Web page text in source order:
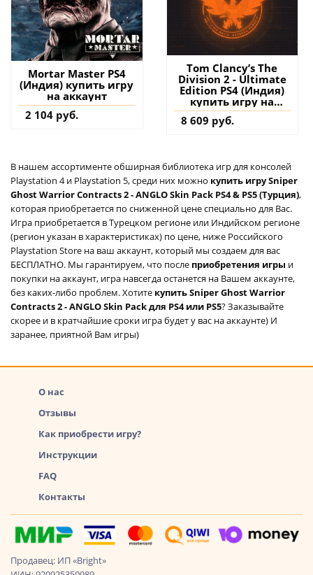
Mortar Master PS4
(Индия) купить игру
на аккаунт
2 104 руб.
Tom Clancy’s The
Division 2 - Ultimate
Edition PS4 (Индия)
купить игру на
аккаунт
8 609 руб.
В нашем ассортименте обширная библиотека игр для консолей
Playstation 4 и Playstation 5, среди них можно купить игру Sniper
Ghost Warrior Contracts 2 - ANGLO Skin Pack PS4 & PS5 (Турция),
которая приобретается по сниженной цене специально для Вас.
Игра приобретается в Турецком регионе или Индийском регионе
(регион указан в характеристиках) по цене, ниже Российского
Playstation Store на ваш аккаунт, который мы создаем для вас
БЕСПЛАТНО. Мы гарантируем, что после приобретения игры и
покупки на аккаунт, игра навсегда останется на Вашем аккаунте,
без каких-либо проблем. Хотите купить Sniper Ghost Warrior
Contracts 2 - ANGLO Skin Pack для PS4 или PS5? Заказывайте
скорее и в кратчайшие сроки игра будет у вас на аккаунте) И
заранее, приятной Вам игры)
О нас
Отзывы
Как приобрести игру?
Инструкции
FAQ
Контакты
Продавец: ИП «Bright»